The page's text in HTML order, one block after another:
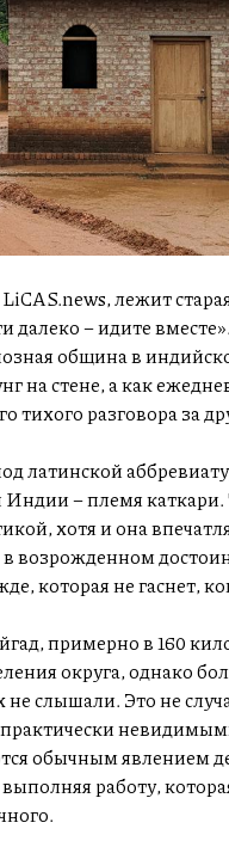
лежит
далеко – идите
община в
на стене, а как
тихого разговора за
латинской
– племя каткари.
хотя и она
возрожденном
которая не гаснет,
примерно в 160
округа, однако
не слышали. Это не
обычным явлением
работу,